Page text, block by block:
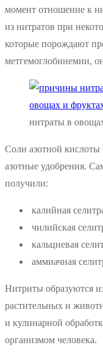
момент отношение к
из нитратов при
которые порождают
метгемоглобинемии,
нитраты в
Соли азотной кислоты
азотные удобрения.
получили:
калийная
чилийская
кальциевая
аммиачная
Нитриты образуются
растительных и
и кулинарной
организмом человека.